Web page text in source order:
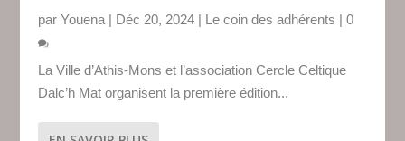
parYouena | Déc 20, 2024 | Le coin des adhérents |0
La Ville d’Athis-Mons et l’association Cercle Celtique
Dalc’h Mat organisent la première édition...